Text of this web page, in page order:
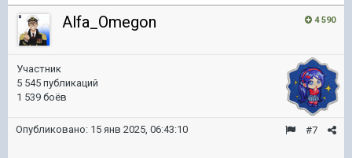
4 590
Alfa_Omegon
Участник
5 545 публикаций
1 539 боёв
#7
Опубликовано: 15 янв 2025, 06:43:10